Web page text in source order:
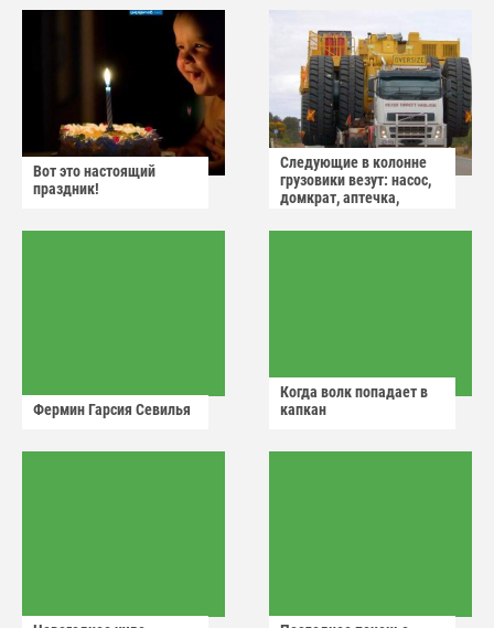
Вот это настоящий
праздник!
Следующие в колонне
грузовики везут: насос,
домкрат, аптечка,
Фермин Гарсия Севилья
Когда волк попадает в
капкан